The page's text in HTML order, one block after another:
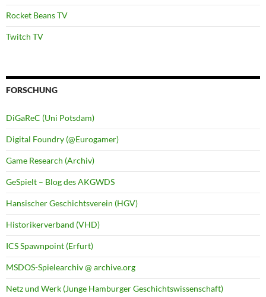
Rocket Beans TV
Twitch TV
FORSCHUNG
DiGaReC (Uni Potsdam)
Digital Foundry (@Eurogamer)
Game Research (Archiv)
GeSpielt – Blog des AKGWDS
Hansischer Geschichtsverein (HGV)
Historikerverband (VHD)
ICS Spawnpoint (Erfurt)
MSDOS-Spielearchiv @ archive.org
Netz und Werk (Junge Hamburger Geschichtswissenschaft)